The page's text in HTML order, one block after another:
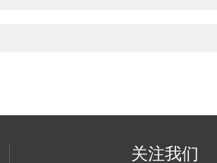
关注我们